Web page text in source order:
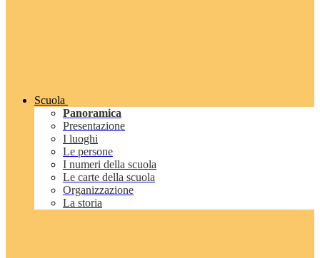
Scuola
Panoramica
Presentazione
I luoghi
Le persone
I numeri della scuola
Le carte della scuola
Organizzazione
La storia